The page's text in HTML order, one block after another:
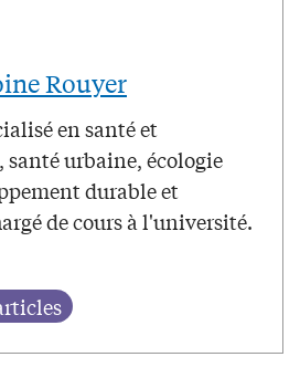
Rouyer
en santé et
urbaine, écologie
durable et
de cours à l'université.